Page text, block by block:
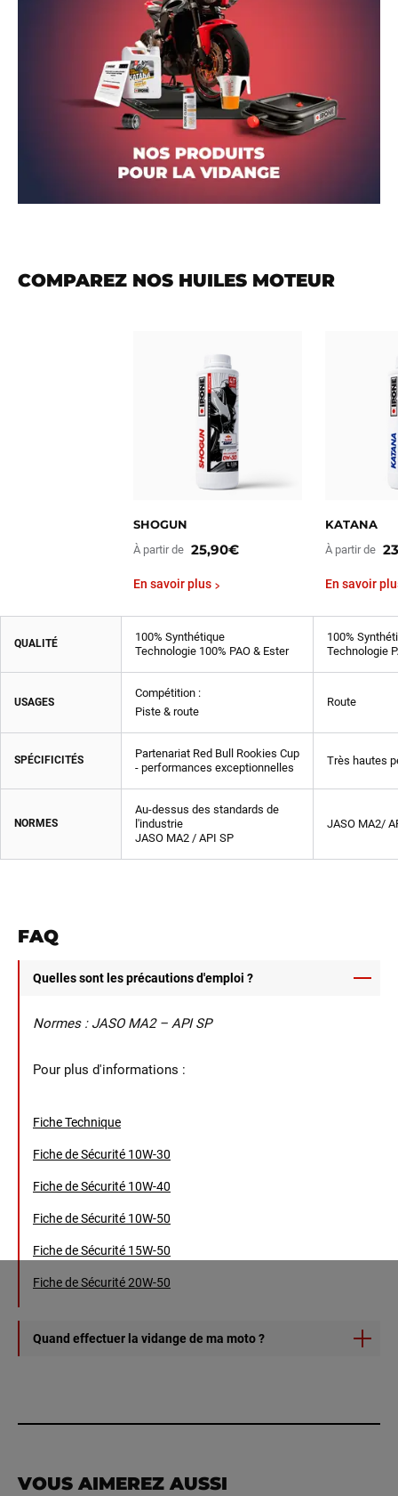
COMPAREZ NOS HUILES MOTEUR
SHOGUN
À partir de 25,90€
KATANA
À partir de
En savoir plus En savoir
QUALITÉ
100% Synthétique
Technologie 100% PAO & Ester
100%
Technologie
USAGES
Compétition :
Piste & route
Route
SPÉCIFICITÉS
Partenariat Red Bull Rookies Cup
- performances exceptionnelles
Très hautes
NORMES
Au-dessus des standards de
l'industrie
JASO MA2 / API SP
JASO MA2/
FAQ
Quelles sont les précautions d'emploi ?
Normes : JASO MA2 – API SP
Pour plus d'informations :
Fiche Technique
Fiche de Sécurité 10W-30
Fiche de Sécurité 10W-40
Fiche de Sécurité 10W-50
Fiche de Sécurité 15W-50
Fiche de Sécurité 20W-50
Quand effectuer la vidange de ma moto ?
VOUS AIMEREZ AUSSI